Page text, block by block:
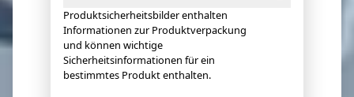
Produktsicherheitsbilder enthalten
Informationen zur Produktverpackung
und können wichtige
Sicherheitsinformationen für ein
bestimmtes Produkt enthalten.